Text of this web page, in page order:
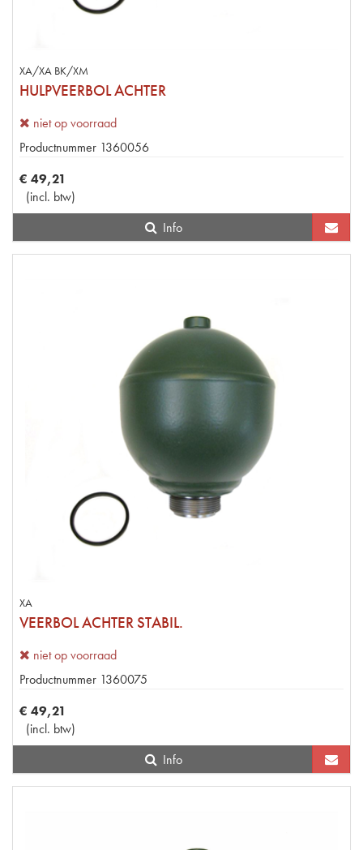
XA/XA BK/XM
HULPVEERBOL ACHTER
niet op voorraad
Productnummer 1360056
€ 49,21
(incl. btw)
Info
XA
VEERBOL ACHTER STABIL.
niet op voorraad
Productnummer 1360075
€ 49,21
(incl. btw)
Info